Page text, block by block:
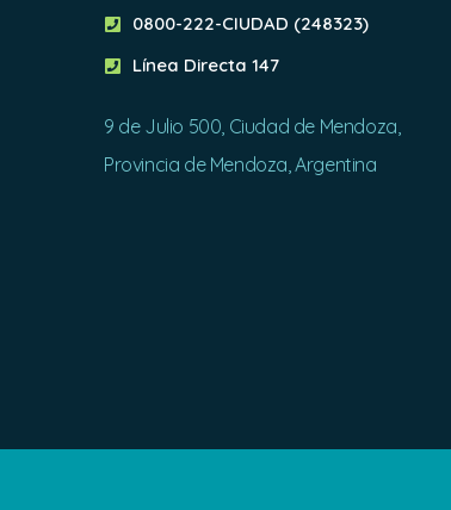
0800-222-CIUDAD (248323)
Línea Directa 147
9 de Julio 500, Ciudad de Mendoza,
Provincia de Mendoza, Argentina